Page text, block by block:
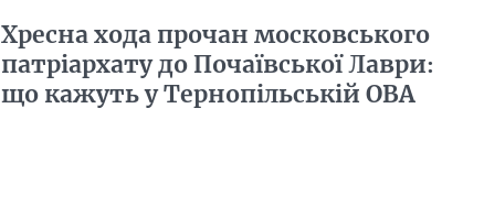
Хресна хода прочан московського
патріархату до Почаївської Лаври:
що кажуть у Тернопільській ОВА